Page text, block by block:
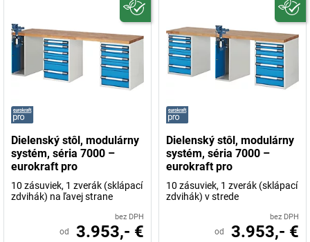
Dielenský stôl, modulárny
systém, séria 7000 –
eurokraft pro
10 zásuviek, 1 zverák (sklápací
zdvihák) na ľavej strane
bez DPH
od 3.953,- €
Dielenský stôl, modulárny
systém, séria 7000 –
eurokraft pro
10 zásuviek, 1 zverák (sklápací
zdvihák) v strede
bez DPH
od 3.953,- €